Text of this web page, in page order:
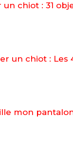
chiot : 31
un chiot : Les
mon